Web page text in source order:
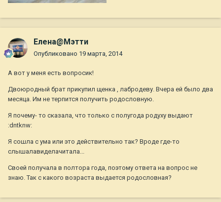
Елена@Мэтти
Опубликовано 19 марта, 2014
А вот у меня есть вопросик!
Двоюродный брат прикупил щенка , лабродеву. Вчера ей было два
месяца. Им не терпится получить родословную.
Я почему- то сказала, что только с полугода родуху выдают
:dntknw:
Я сошла с ума или это действительно так? Вроде где-то
слышалавиделачитала...
Своей получала в полтора года, поэтому ответа на вопрос не
знаю. Так с какого возраста выдается родословная?